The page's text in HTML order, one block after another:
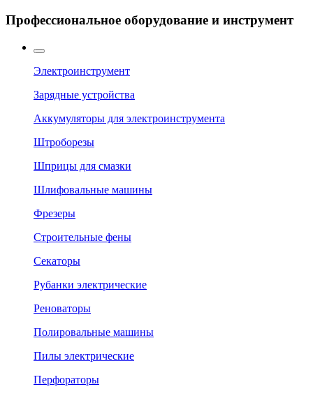
Профессиональное оборудование и инструмент
Электроинструмент
Зарядные устройства
Аккумуляторы для электроинструмента
Штроборезы
Шприцы для смазки
Шлифовальные машины
Фрезеры
Строительные фены
Секаторы
Рубанки электрические
Реноваторы
Полировальные машины
Пилы электрические
Перфораторы